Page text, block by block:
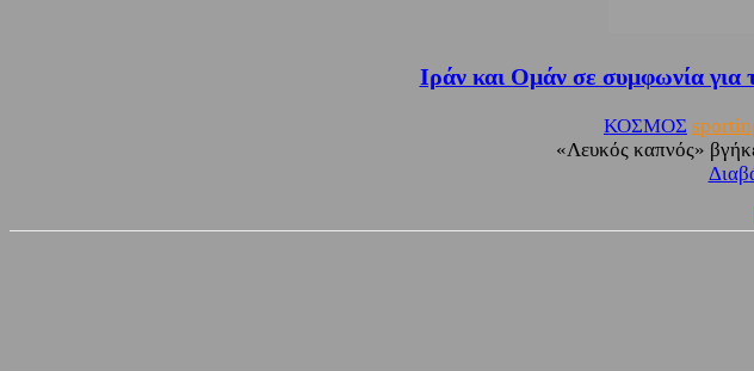
Ιράν και Ομάν σε συμφωνία για
ΚΟΣΜΟΣ
«Λευκός καπνός»